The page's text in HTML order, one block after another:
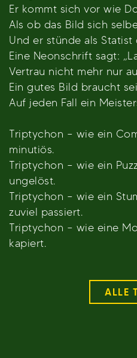
Er kommt sich vor wie
Als ob das Bild sich
Und er stünde als Statist
Eine Neonschrift sagt:
Vertrau nicht mehr nur
Ein gutes Bild braucht
Auf jeden Fall ein
Triptychon – wie ein
minutiös.
Triptychon – wie ein
ungelöst.
Triptychon – wie ein
zuviel passiert.
Triptychon – wie eine
kapiert.
ALLE